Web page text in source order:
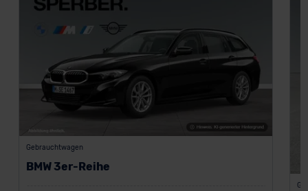
Gebrauchtwagen
BMW 3er-Reihe